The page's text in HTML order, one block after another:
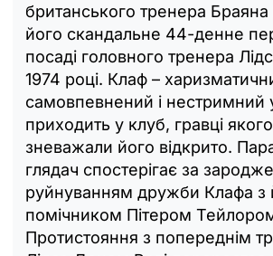
британського тренера Браяна
його скандальне 44-денне
посаді головного тренера
1974 році. Клаф –
самовпевнений і нестримний
приходить у клуб, гравці
зневажали його відкрито.
глядач спостерігає за
руйнуванням дружби Клафа з
помічником Пітером
Протистояння з попереднім